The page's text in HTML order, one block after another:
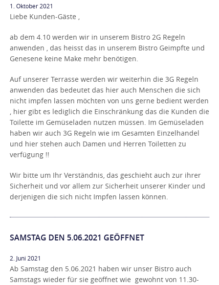
1. Oktober 2021
Liebe Kunden-Gäste ,
ab dem 4.10 werden wir in unserem Bistro 2G Regeln
anwenden , das heisst das in unserem Bistro Geimpfte und
Genesene keine Make mehr benötigen.
Auf unserer Terrasse werden wir weiterhin die 3G Regeln
anwenden das bedeutet das hier auch Menschen die sich
nicht impfen lassen möchten von uns gerne bedient werden
, hier gibt es lediglich die Einschränkung das die Kunden die
Toilette im Gemüseladen nutzen müssen. Im Gemüseladen
haben wir auch 3G Regeln wie im Gesamten Einzelhandel
und hier stehen auch Damen und Herren Toiletten zu
verfügung !!
Wir bitte um Ihr Verständnis, das geschieht auch zur ihrer
Sicherheit und vor allem zur Sicherheit unserer Kinder und
derjenigen die sich nicht Impfen lassen können.
SAMSTAG DEN 5.06.2021 GEÖFFNET
2. Juni 2021
Ab Samstag den 5.06.2021 haben wir unser Bistro auch
Samstags wieder für sie geöffnet wie gewohnt von 11.30-